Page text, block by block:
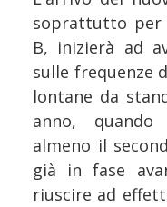
soprattutto per
B, inizierà ad
sulle frequenze
lontane da
anno,
almeno il
già in fase
riuscire ad